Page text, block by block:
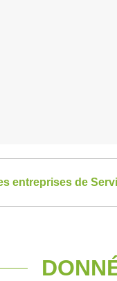
entreprises de